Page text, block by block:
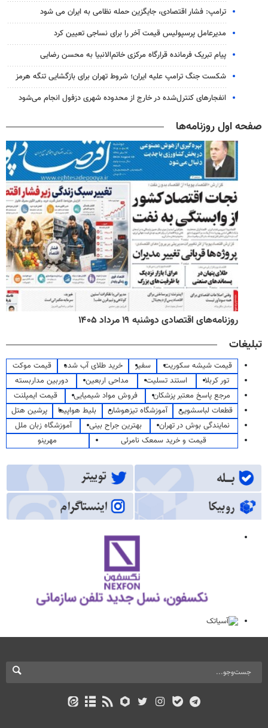
ترامپ: فشار اقتصادی، جایگزین حمله نظامی به ایران می شود
مدیرعامل پرسپولیس قیمت آخر را برای نساجی تعیین کرد
پیام تبریک فرمانده قرارگاه مرکزی خاتم‌الانبیا به محسن رضایی
شکست جنگ ترامپ علیه ایران؛ شروط تهران برای بازگشایی تنگه هرمز
انفجارهای کنترل‌شده در خارج از محدوده شهری دزفول انجام می‌شود
صفحه اول روزنامه‌ها
روزنامه‌های اقتصادی دوشنبه ۱۹ مرداد ۱۴۰۵
تبلیغات
قیمت شیشه سکوریت سفیر خرید طلای آب شده
قیمت موکت
تور کربلا
استند تسلیت مداحی اربعین
دوربین مداربسته
مرجع پاسخ معتبر پزشکان
فروش مواد شیمیایی
قیمت ایمپلنت
قطعات لباسشویی
آموزشگاه تیزهوشان بلیط هواپیما
پرشین هتل
نمایندگی بوش در تهران
بهترین جراح بینی
آموزشگاه زبان ملل
قیمت و خرید سمعک نامرئی
مهرینو